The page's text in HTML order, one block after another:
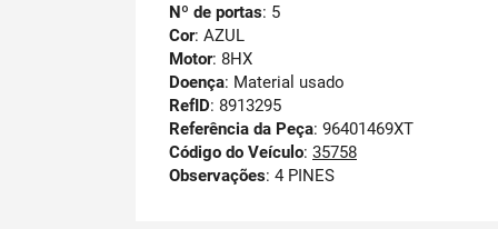
Nº de portas: 5
Cor: AZUL
Motor: 8HX
Doença: Material usado
RefID: 8913295
Referência da Peça: 96401469XT
Código do Veículo: 35758
Observações: 4 PINES